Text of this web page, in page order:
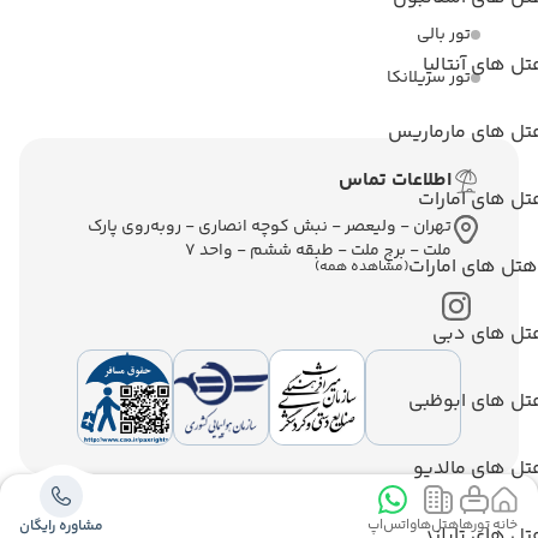
های آنتالیا
های مارماریس
های امارات
هتل های امارات(مشاهده همه)
های دبی
های ابوظبی
های مالدیو
خانهتورهاهتل‌هاواتس‌اپ مشاوره رایگان
تور بالی
تور سریلانکا
اطلاعات تماس
تهران - ولیعصر - نبش کوچه انصاری - روبه‌روی پارک
ملت - برج ملت - طبقه ششم - واحد 7
طراحی سایت